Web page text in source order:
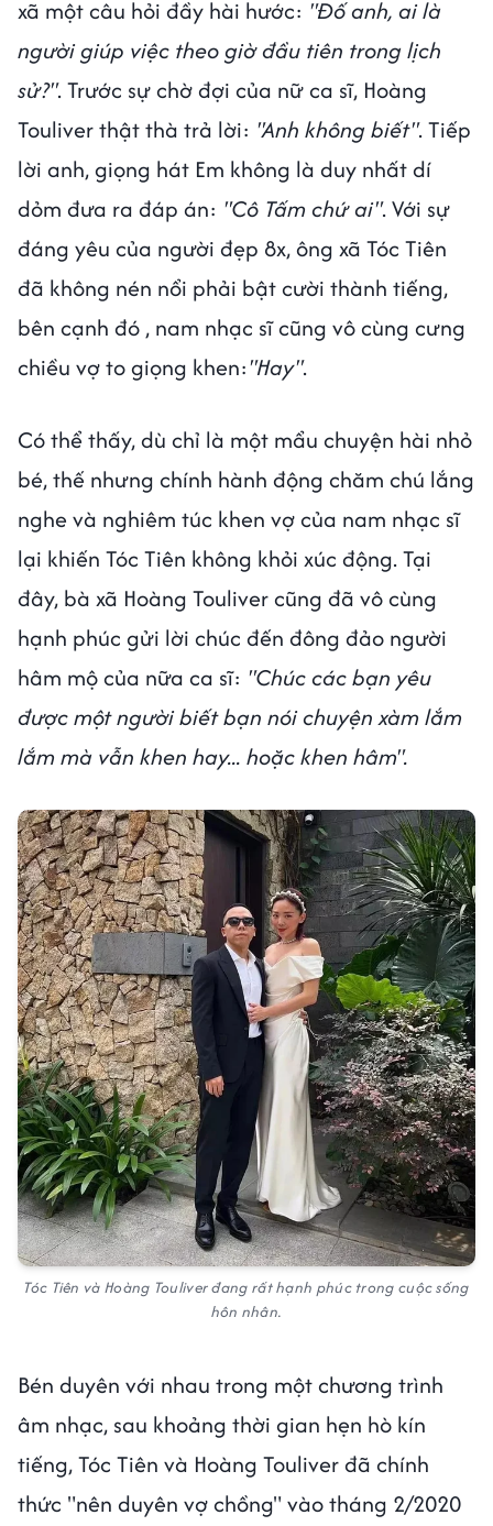
xã một câu hỏi đầy hài hước: "Đố anh, ai là
người giúp việc theo giờ đầu tiên trong lịch
sử?". Trước sự chờ đợi của nữ ca sĩ, Hoàng
Touliver thật thà trả lời: "Anh không biết". Tiếp
lời anh, giọng hát Em không là duy nhất dí
dỏm đưa ra đáp án: "Cô Tấm chứ ai". Với sự
đáng yêu của người đẹp 8x, ông xã Tóc Tiên
đã không nén nổi phải bật cười thành tiếng,
bên cạnh đó , nam nhạc sĩ cũng vô cùng cưng
chiều vợ to giọng khen:"Hay".
Có thể thấy, dù chỉ là một mẩu chuyện hài nhỏ
bé, thế nhưng chính hành động chăm chú lắng
nghe và nghiêm túc khen vợ của nam nhạc sĩ
lại khiến Tóc Tiên không khỏi xúc động. Tại
đây, bà xã Hoàng Touliver cũng đã vô cùng
hạnh phúc gửi lời chúc đến đông đảo người
hâm mộ của nữa ca sĩ: "Chúc các bạn yêu
được một người biết bạn nói chuyện xàm lắm
lắm mà vẫn khen hay... hoặc khen hâm".
Tóc Tiên và Hoàng Touliver đang rất hạnh phúc trong cuộc sống
hôn nhân.
Bén duyên với nhau trong một chương trình
âm nhạc, sau khoảng thời gian hẹn hò kín
tiếng, Tóc Tiên và Hoàng Touliver đã chính
thức "nên duyên vợ chồng" vào tháng 2/2020